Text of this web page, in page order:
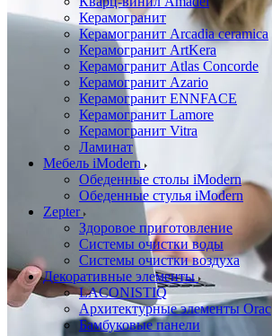
Керамогранит
Керамогранит Arcadia ceramica
Керамогранит ArtKera
Керамогранит Atlas Concorde
Керамогранит Azario
Керамогранит ENNFACE
Керамогранит Lamore
Керамогранит Vitra
Ламинат
Мебель iModern
Обеденные столы iModern
Обеденные стулья iModern
Zepter
Здоровое приготовление
Системы очистки воды
Системы очистки воздуха
Декоративные элементы
LACONISTIQ
Архитектурные элементы Orac
Бамбуковые панели